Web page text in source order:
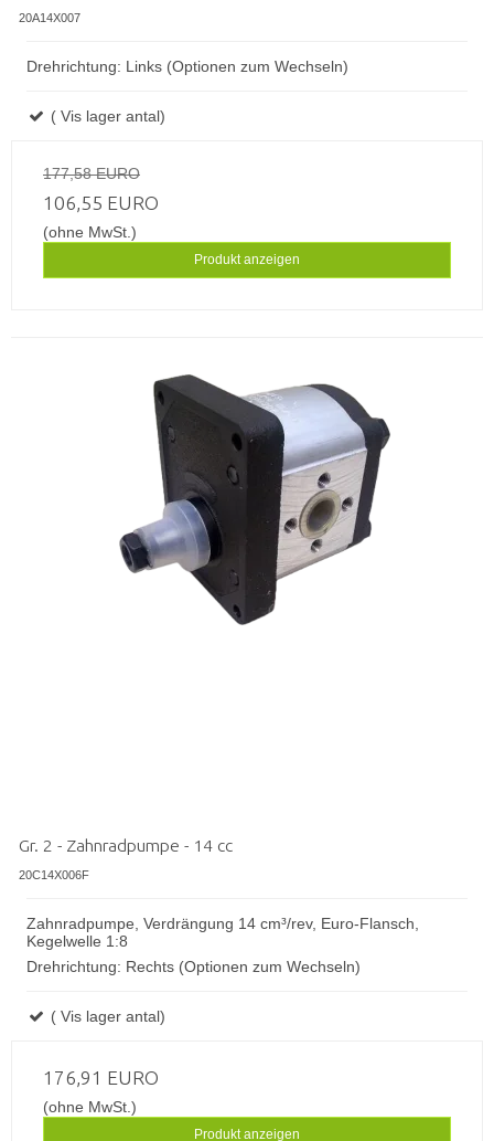
20A14X007
Drehrichtung: Links (Optionen zum Wechseln)
( Vis lager antal)
177,58 EURO
106,55 EURO
(ohne MwSt.)
Produkt anzeigen
Gr. 2 - Zahnradpumpe - 14 cc
20C14X006F
Zahnradpumpe, Verdrängung 14 cm³/rev, Euro-Flansch,
Kegelwelle 1:8
Drehrichtung: Rechts (Optionen zum Wechseln)
( Vis lager antal)
176,91 EURO
(ohne MwSt.)
Produkt anzeigen